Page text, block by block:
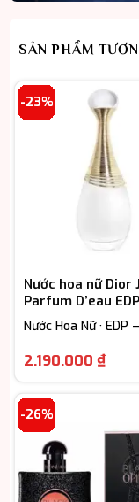
SẢN PHẨM
-23%
Nước hoa nữ Dior
Parfum D’eau
hãng
Nước Hoa Nữ · EDP
7-12h) · Floral –
2.190.000₫
đến
-26%